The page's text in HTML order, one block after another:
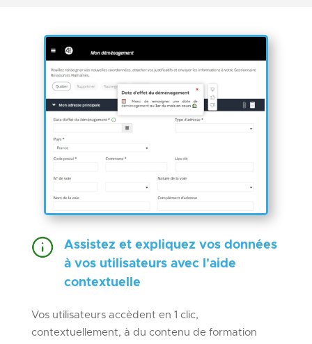
Assistez et expliquez vos données
à vos utilisateurs avec l'aide
contextuelle
Vos utilisateurs accèdent en 1 clic,
contextuellement, à du contenu de formation